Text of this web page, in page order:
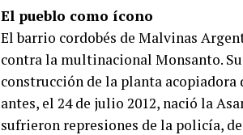
El pueblo como ícono
El barrio cordobés de Malvinas
contra la multinacional Monsanto.
construcción de la planta acopiadora
antes, el 24 de julio 2012, nació la
sufrieron represiones de la policía,